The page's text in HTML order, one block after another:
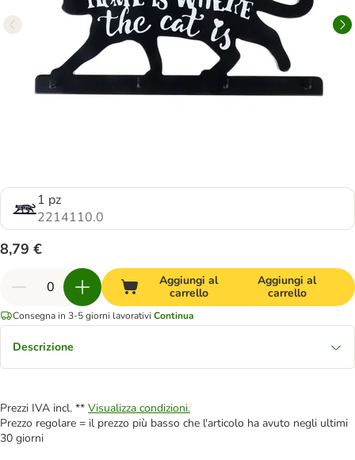
1 pz
2214110.0
8,79 €
Aggiungi al
carrello
Aggiungi al
carrello
Consegna in 3-5 giorni lavorativi Continua
Descrizione
Prezzi IVA incl. ** Visualizza condizioni.
Prezzo regolare = il prezzo più basso che l'articolo ha avuto negli ultimi
30 giorni